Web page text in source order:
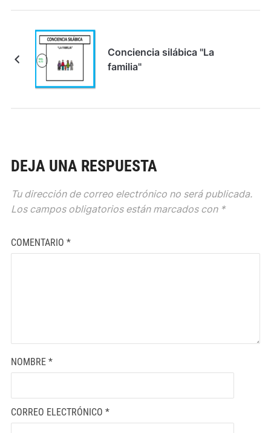
Conciencia silábica "La
familia"
DEJA UNA RESPUESTA
Tu dirección de correo electrónico no será publicada.
Los campos obligatorios están marcados con *
COMENTARIO *
NOMBRE *
CORREO ELECTRÓNICO *